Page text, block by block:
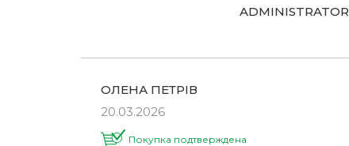
ADMINISTRATOR
ОЛЕНА ПЕТРІВ
20.03.2026
Покупка подтверждена